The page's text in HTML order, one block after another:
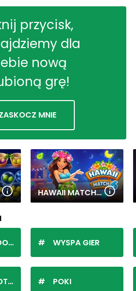
przycisk,
dla
nową
grę!
MNIE
HAWAII MATCH 6
WYSPA GIER
POKI